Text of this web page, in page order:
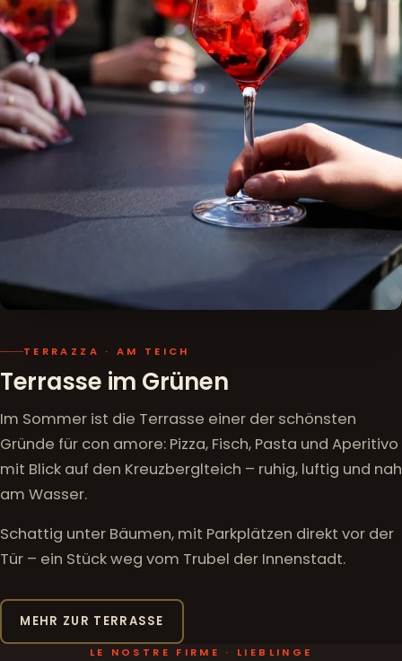
TERRAZZA · AM TEICH
Terrasse im Grünen
Im Sommer ist die Terrasse einer der schönsten
Gründe für con amore: Pizza, Fisch, Pasta und Aperitivo
mit Blick auf den Kreuzberglteich – ruhig, luftig und nah
am Wasser.
Schattig unter Bäumen, mit Parkplätzen direkt vor der
Tür – ein Stück weg vom Trubel der Innenstadt.
MEHR ZUR TERRASSE
LE NOSTRE FIRME · LIEBLINGE